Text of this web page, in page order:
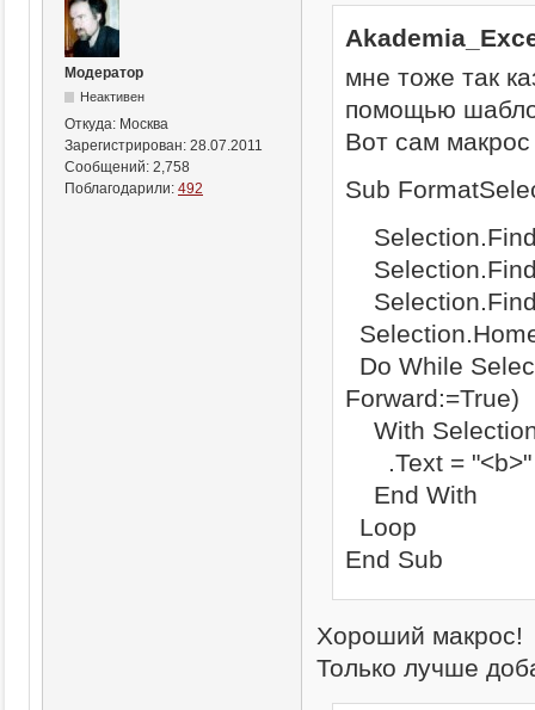
Модератор
Неактивен
Откуда: Москва
Зарегистрирован: 28.07.2011
Сообщений: 2,758
Поблагодарили: 492
мне тоже так
помощью
Вот сам
Sub
Do While
Forward:=True)
With
.Text = "<b>"
End With
Loop
End Sub
Хороший макрос!
Только лучше